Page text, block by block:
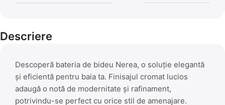
Descriere
Descoperă bateria de bideu Nerea, o soluție elegantă
și eficientă pentru baia ta. Finisajul cromat lucios
adaugă o notă de modernitate și rafinament,
potrivindu-se perfect cu orice stil de amenajare.